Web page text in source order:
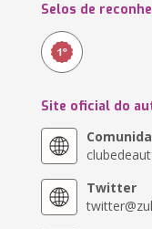
Selos de
Site oficial do
Twitter